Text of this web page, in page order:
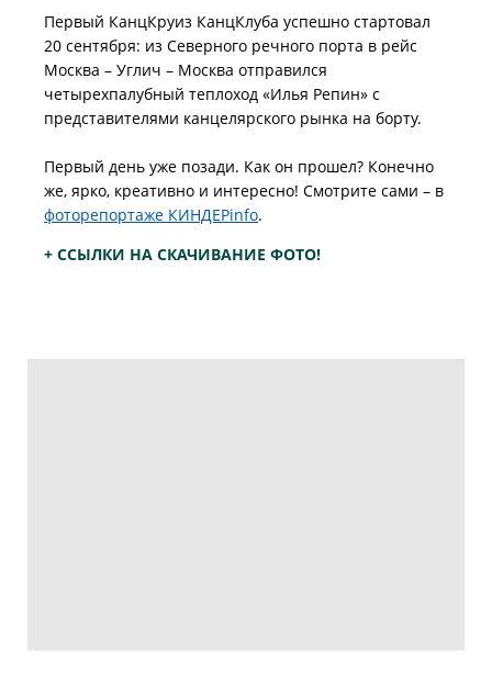
Первый КанцКруиз КанцКлуба успешно стартовал
20 сентября: из Северного речного порта в рейс
Москва – Углич – Москва отправился
четырехпалубный теплоход «Илья Репин» с
представителями канцелярского рынка на борту.
Первый день уже позади. Как он прошел? Конечно
же, ярко, креативно и интересно! Смотрите сами – в
фоторепортаже КИНДЕРinfo.
+ ССЫЛКИ НА СКАЧИВАНИЕ ФОТО!